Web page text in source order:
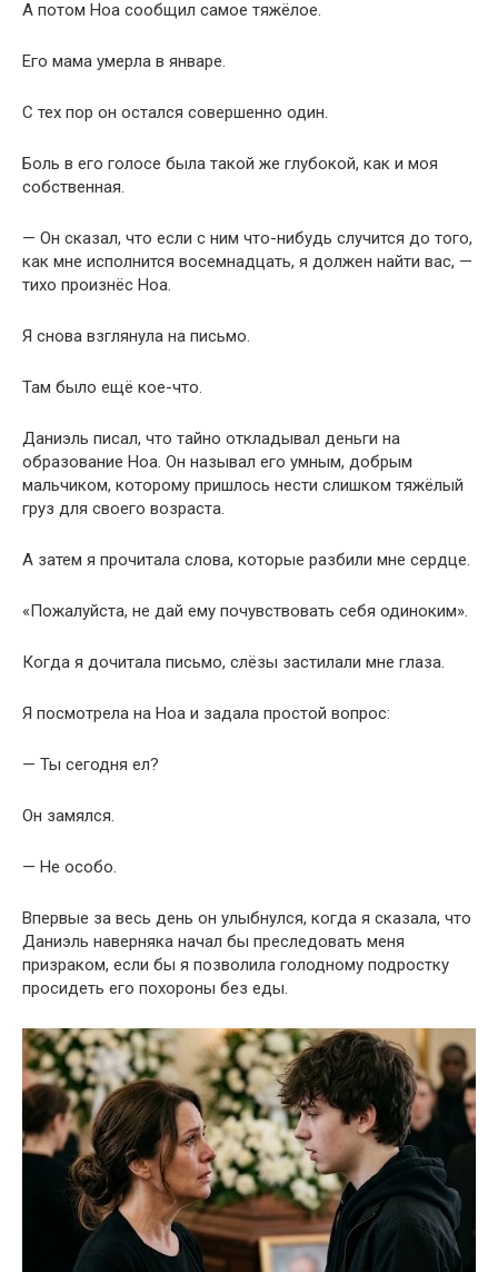
А потом Ноа сообщил самое тяжёлое.
Его мама умерла в январе.
С тех пор он остался совершенно один.
Боль в его голосе была такой же глубокой, как и моя
собственная.
— Он сказал, что если с ним что-нибудь случится до того,
как мне исполнится восемнадцать, я должен найти вас, —
тихо произнёс Ноа.
Я снова взглянула на письмо.
Там было ещё кое-что.
Даниэль писал, что тайно откладывал деньги на
образование Ноа. Он называл его умным, добрым
мальчиком, которому пришлось нести слишком тяжёлый
груз для своего возраста.
А затем я прочитала слова, которые разбили мне сердце.
«Пожалуйста, не дай ему почувствовать себя одиноким».
Когда я дочитала письмо, слёзы застилали мне глаза.
Я посмотрела на Ноа и задала простой вопрос:
— Ты сегодня ел?
Он замялся.
— Не особо.
Впервые за весь день он улыбнулся, когда я сказала, что
Даниэль наверняка начал бы преследовать меня
призраком, если бы я позволила голодному подростку
просидеть его похороны без еды.